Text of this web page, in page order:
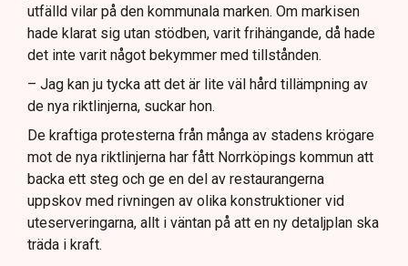
utfälld vilar på den kommunala marken. Om markisen
hade klarat sig utan stödben, varit frihängande, då hade
det inte varit något bekymmer med tillstånden.
– Jag kan ju tycka att det är lite väl hård tillämpning av
de nya riktlinjerna, suckar hon.
De kraftiga protesterna från många av stadens krögare
mot de nya riktlinjerna har fått Norrköpings kommun att
backa ett steg och ge en del av restaurangerna
uppskov med rivningen av olika konstruktioner vid
uteserveringarna, allt i väntan på att en ny detaljplan ska
träda i kraft.